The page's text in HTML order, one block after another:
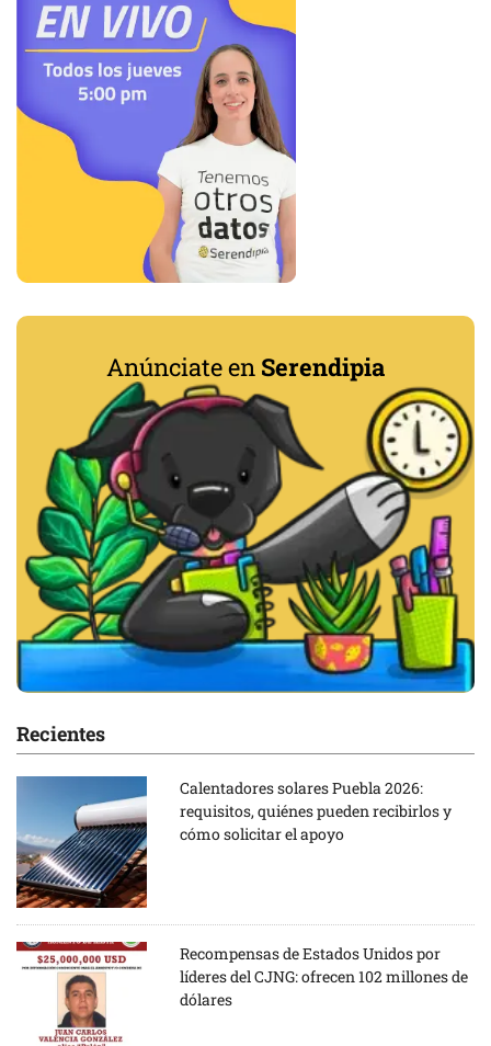
Anúnciate en Serendipia
Recientes
Calentadores solares Puebla 2026:
requisitos, quiénes pueden recibirlos y
cómo solicitar el apoyo
Recompensas de Estados Unidos por
líderes del CJNG: ofrecen 102 millones de
dólares